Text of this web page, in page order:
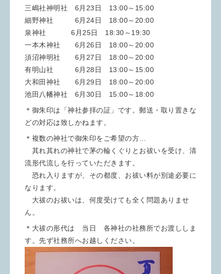
三嶋社神明社 6月23日 13:00～15:00
細野神社 6月24日 18:00～20:00
泉神社 6月25日 18:30～19:30
一本木神社 6月26日 18:00～20:00
須沼神明社 6月27日 18:00～20:00
有明山社 6月28日 13:00～15:00
大和田神社 6月29日 18:00～20:00
池田八幡神社 6月30日 15:00～18:00
＊御朱印は「神社参拝の証」です。郵送・取り置きな
どの対応は致しかねます。
＊複数の神社で御朱印をご希望の方…
其れ其れの神社で茅の輪くぐりとお祓いを受け、清
流形代流しを行っていただきます。
恐れ入りますが、その都度、お祓い料が別途必要に
なります。
大祓のお祓いは、何度受けても全く問題ありませ
ん。
＊大祓の形代は 当日 各神社の社務所でお渡ししま
す。先ず社務所へお越しください。